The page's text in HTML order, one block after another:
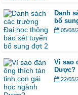
Danh
bổ
05/08/
Vì sao
Dược?
22/05/